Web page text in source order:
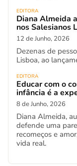
EDITORA
Diana Almeida
nos Salesianos
12 de Junho, 2026
Dezenas de
Lisboa, ao
EDITORA
Educar com o
infância é a
8 de Junho, 2026
Diana Almeida,
defende uma
recomeços e
vida real.